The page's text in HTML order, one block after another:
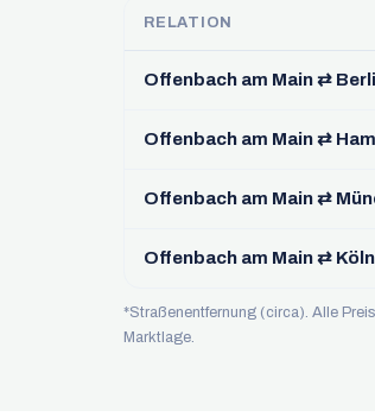
RELATION
Offenbach am Main ⇄
Offenbach am Main ⇄
Offenbach am Main ⇄
Offenbach am Main ⇄ Köln
*Straßenentfernung (circa). Alle
Marktlage.